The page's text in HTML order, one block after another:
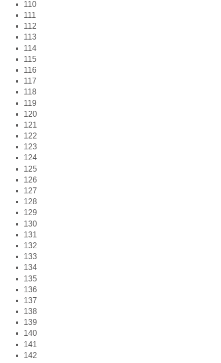
110
111
112
113
114
115
116
117
118
119
120
121
122
123
124
125
126
127
128
129
130
131
132
133
134
135
136
137
138
139
140
141
142